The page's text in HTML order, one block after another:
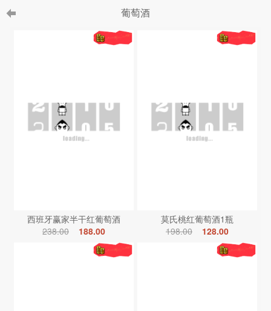
葡萄酒
西班牙赢家半干红葡萄酒
238.00
188.00
莫氏桃红葡萄酒1瓶
198.00
128.00